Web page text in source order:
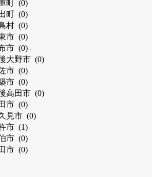
町 (0)
町 (0)
村 (0)
市 (0)
市 (0)
大野市 (0)
市 (0)
市 (0)
高田市 (0)
市 (0)
見市 (0)
市 (1)
市 (0)
市 (0)